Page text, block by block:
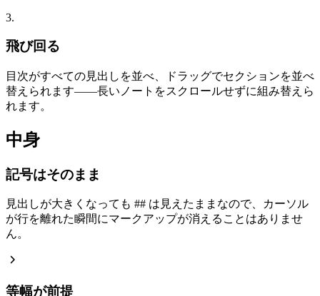
3.
飛び回る
目次がすべての見出しを並べ、ドラッグでセクションを並べ
替えられます——長いノートをスクロールせずに組み替えら
れます。
中身
記号はそのまま
見出しが大きくなっても ## は見えたままなので、カーソル
が行を離れた瞬間にマークアップが消えることはありませ
ん。
等幅が前提